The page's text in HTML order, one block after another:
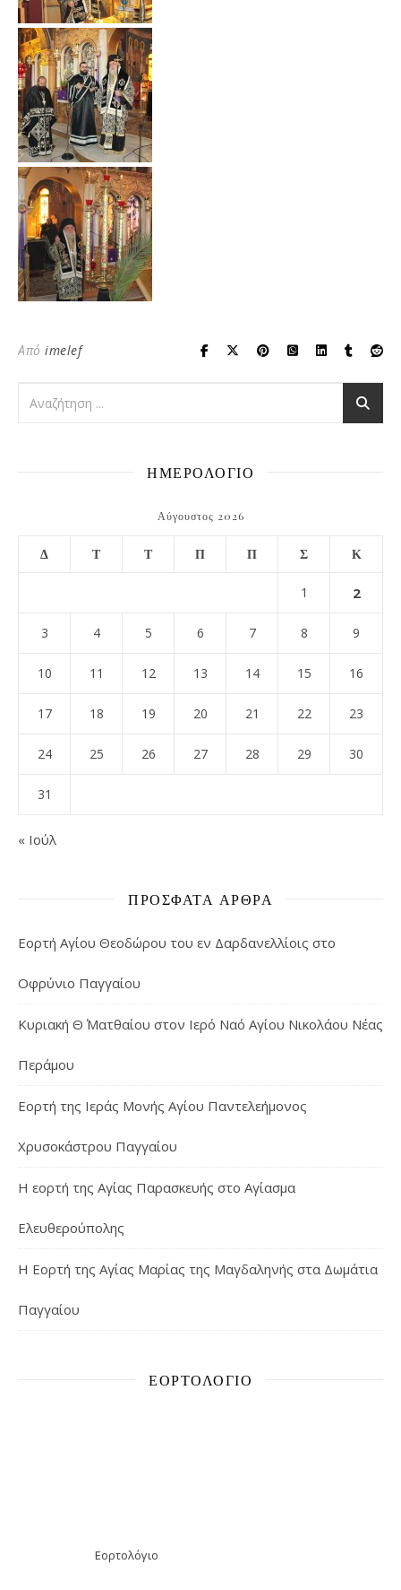
Από imelef
ΗΜΕΡΟΛΟΓΙΟ
Αύγουστος 2026
Δ Τ Τ Π Π Σ Κ
1 2
3 4 5 6 7 8 9
10 11 12 13 14 15 16
17 18 19 20 21 22 23
24 25 26 27 28 29 30
31
« Ιούλ
ΠΡΌΣΦΑΤΑ ΆΡΘΡΑ
Εορτή Αγίου Θεοδώρου του εν Δαρδανελλίοις στο
Οφρύνιο Παγγαίου
Κυριακή Θ΄ Ματθαίου στον Ιερό Ναό Αγίου Νικολάου Νέας
Περάμου
Εορτή της Ιεράς Μονής Αγίου Παντελεήμονος
Χρυσοκάστρου Παγγαίου
Η εορτή της Αγίας Παρασκευής στο Αγίασμα
Ελευθερούπολης
H Εορτή της Αγίας Μαρίας της Μαγδαληνής στα Δωμάτια
Παγγαίου
ΕΟΡΤΟΛΌΓΙΟ
Εορτολόγιο